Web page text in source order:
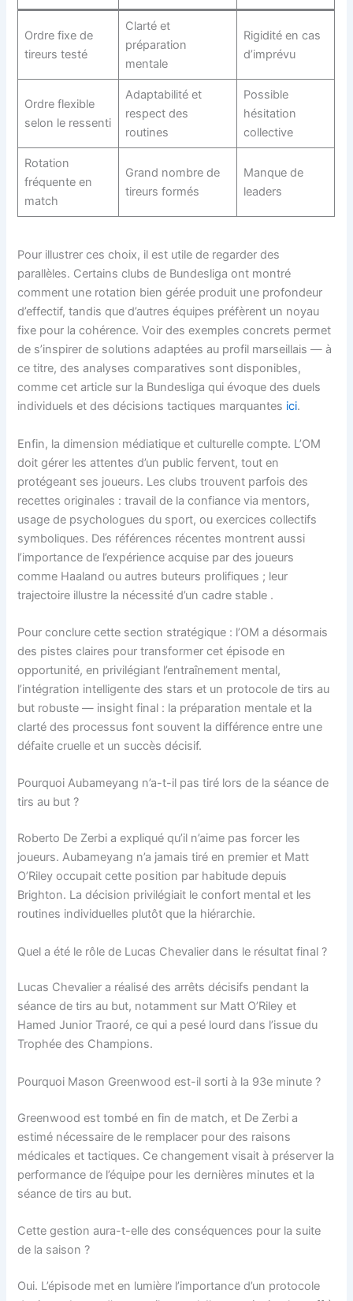
Ordre fixe de
tireurs testé
Clarté et
préparation
mentale
Rigidité en cas
d’imprévu
Ordre flexible
selon le ressenti
Adaptabilité et
respect des
routines
Possible
hésitation
collective
Rotation
fréquente en
match
Grand nombre de
tireurs formés
Manque de
leaders
Pour illustrer ces choix, il est utile de regarder des
parallèles. Certains clubs de Bundesliga ont montré
comment une rotation bien gérée produit une profondeur
d’effectif, tandis que d’autres équipes préfèrent un noyau
fixe pour la cohérence. Voir des exemples concrets permet
de s’inspirer de solutions adaptées au profil marseillais — à
ce titre, des analyses comparatives sont disponibles,
comme cet article sur la Bundesliga qui évoque des duels
individuels et des décisions tactiques marquantes ici.
Enfin, la dimension médiatique et culturelle compte. L’OM
doit gérer les attentes d’un public fervent, tout en
protégeant ses joueurs. Les clubs trouvent parfois des
recettes originales : travail de la confiance via mentors,
usage de psychologues du sport, ou exercices collectifs
symboliques. Des références récentes montrent aussi
l’importance de l’expérience acquise par des joueurs
comme Haaland ou autres buteurs prolifiques ; leur
trajectoire illustre la nécessité d’un cadre stable .
Pour conclure cette section stratégique : l’OM a désormais
des pistes claires pour transformer cet épisode en
opportunité, en privilégiant l’entraînement mental,
l’intégration intelligente des stars et un protocole de tirs au
but robuste — insight final : la préparation mentale et la
clarté des processus font souvent la différence entre une
défaite cruelle et un succès décisif.
Pourquoi Aubameyang n’a-t-il pas tiré lors de la séance de
tirs au but ?
Roberto De Zerbi a expliqué qu’il n’aime pas forcer les
joueurs. Aubameyang n’a jamais tiré en premier et Matt
O’Riley occupait cette position par habitude depuis
Brighton. La décision privilégiait le confort mental et les
routines individuelles plutôt que la hiérarchie.
Quel a été le rôle de Lucas Chevalier dans le résultat final ?
Lucas Chevalier a réalisé des arrêts décisifs pendant la
séance de tirs au but, notamment sur Matt O’Riley et
Hamed Junior Traoré, ce qui a pesé lourd dans l’issue du
Trophée des Champions.
Pourquoi Mason Greenwood est-il sorti à la 93e minute ?
Greenwood est tombé en fin de match, et De Zerbi a
estimé nécessaire de le remplacer pour des raisons
médicales et tactiques. Ce changement visait à préserver la
performance de l’équipe pour les dernières minutes et la
séance de tirs au but.
Cette gestion aura-t-elle des conséquences pour la suite
de la saison ?
Oui. L’épisode met en lumière l’importance d’un protocole